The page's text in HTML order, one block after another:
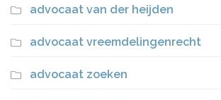
advocaat van der heijden
advocaat vreemdelingenrecht
advocaat zoeken